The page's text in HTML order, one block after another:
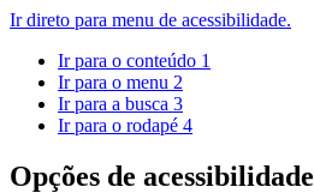
Ir direto para menu de acessibilidade.
Ir para o conteúdo 1
Ir para o menu 2
Ir para a busca 3
Ir para o rodapé 4
Opções de acessibilidade